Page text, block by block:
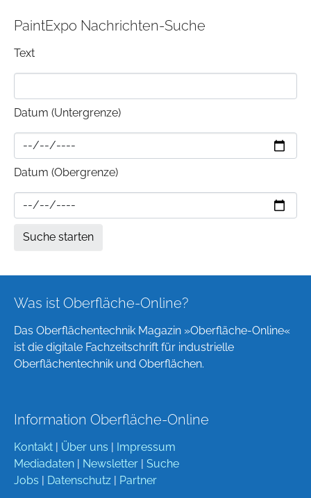
PaintExpo Nachrichten-Suche
Text
Datum (Untergrenze)
Datum (Obergrenze)
Was ist Oberfläche-Online?
Das Oberflächentechnik Magazin »Oberfläche-Online«
ist die digitale Fachzeitschrift für industrielle
Oberflächentechnik und Oberflächen.
Information Oberfläche-Online
Kontakt Über uns
Impressum
Mediadaten
Newsletter
Suche
Jobs
Datenschutz Partner